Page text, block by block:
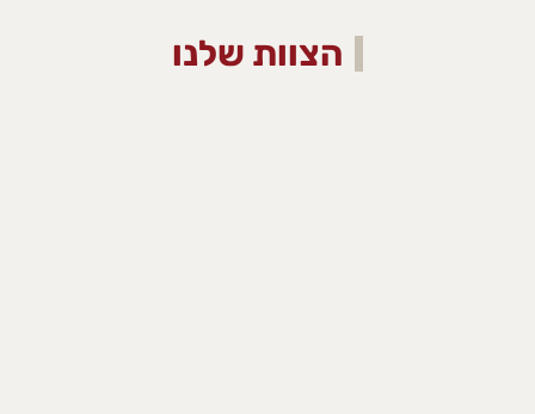
הצוות שלנו